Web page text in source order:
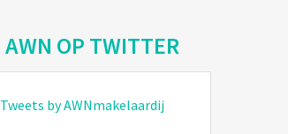
AWN OP TWITTER
Tweets by AWNmakelaardij